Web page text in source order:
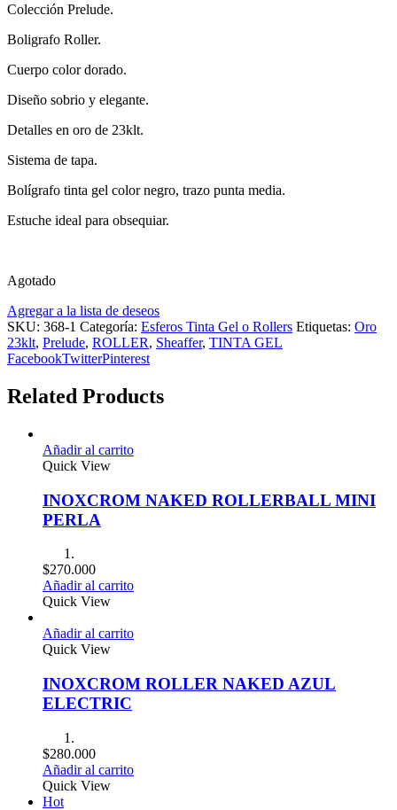
Colección Prelude.
Boligrafo Roller.
Cuerpo color dorado.
Diseño sobrio y elegante.
Detalles en oro de 23klt.
Sistema de tapa.
Bolígrafo tinta gel color negro, trazo punta media.
Estuche ideal para obsequiar.
Agotado
Agregar a la lista de deseos
SKU: 368-1 Categoría: Esferos Tinta Gel o Rollers Etiquetas: Oro
23klt, Prelude, ROLLER, Sheaffer, TINTA GEL
FacebookTwitterPinterest
Related Products
Añadir al carrito
Quick View
INOXCROM NAKED ROLLERBALL MINI
PERLA
$270.000
Añadir al carrito
Quick View
Añadir al carrito
Quick View
INOXCROM ROLLER NAKED AZUL
ELECTRIC
$280.000
Añadir al carrito
Quick View
Hot